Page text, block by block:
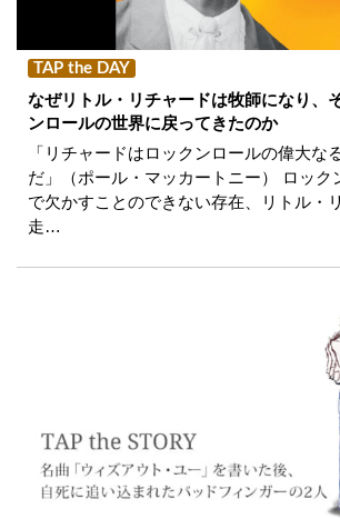
TAP the DAY
なぜリトル・リチャードは牧師になり、
ンロールの世界に戻ってきたのか
「リチャードはロックンロールの偉大な
だ」（ポール・マッカートニー） ロック
で欠かすことのできない存在、リトル・
走…